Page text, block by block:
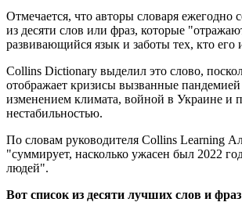
Отмечается, что авторы словаря ежегодно
из десяти слов или фраз, которые
развивающийся язык и заботы тех, кто его
Collins Dictionary выделил это слово,
отображает кризисы вызванные пандемией
изменением климата, войной в Украине и
нестабильностью.
По словам руководителя Collins Learning
"суммирует, насколько ужасен был 2022
людей".
Вот список из десяти лучших слов и